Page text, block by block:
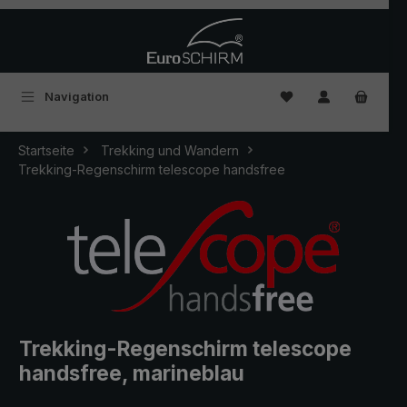
Navigation Du hast 0
Startseite
Trekking und Wandern
Trekking-Regenschirm telescope handsfree
Trekking-Regenschirm telescope
handsfree, marineblau